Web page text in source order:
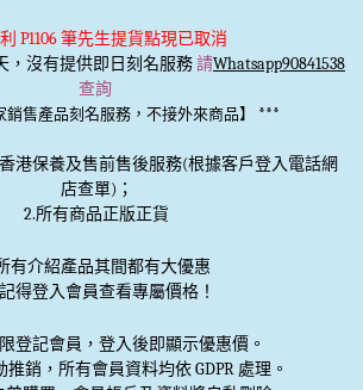
P1106 筆先生提貨點現已取消
，沒有提供即日刻名服務請Whatsapp90841538
查詢
銷售產品刻名服務，不接外來商品】 ***
港保養及售前售後服務(根據客戶登入電話網
店查單)；
2.所有商品正版正貨
有介紹產品其間都有大優惠
得登入會員查看專屬價格！
登記會員 ，登入後即顯示優惠價。
推銷 ，所有會員資料均依 GDPR 處理。